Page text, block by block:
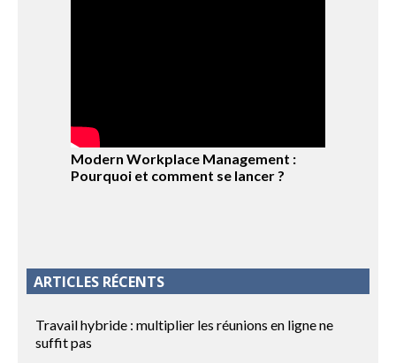
Modern Workplace Management :
Pourquoi et comment se lancer ?
ARTICLES RÉCENTS
Travail hybride : multiplier les réunions en ligne ne
suffit pas